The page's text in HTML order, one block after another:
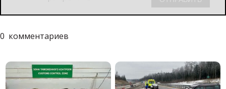
0 комментариев